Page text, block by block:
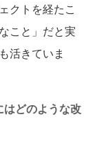
クトを経たこ
こと」だと実
活きていま
どのような改